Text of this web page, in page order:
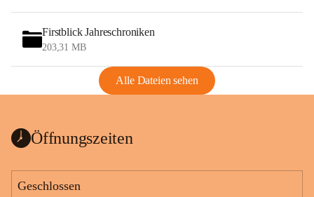
Firstblick Jahreschroniken
203,31 MB
Alle Dateien sehen
Öffnungszeiten
Geschlossen